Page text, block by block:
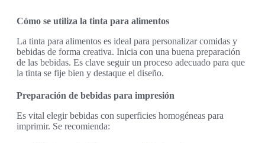
Cómo se utiliza la tinta para alimentos
La tinta para alimentos es ideal para personalizar comidas y
bebidas de forma creativa. Inicia con una buena preparación
de las bebidas. Es clave seguir un proceso adecuado para que
la tinta se fije bien y destaque el diseño.
Preparación de bebidas para impresión
Es vital elegir bebidas con superficies homogéneas para
imprimir. Se recomienda: